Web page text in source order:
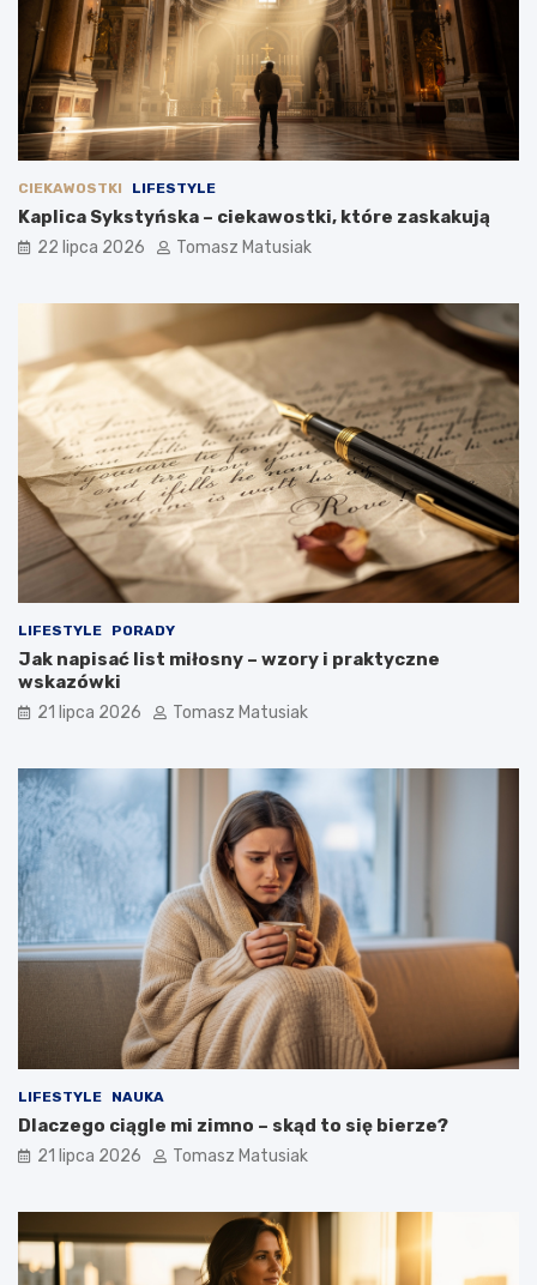
CIEKAWOSTKI LIFESTYLE
Kaplica Sykstyńska – ciekawostki, które zaskakują
22 lipca 2026 Tomasz Matusiak
LIFESTYLE PORADY
Jak napisać list miłosny – wzory i praktyczne
wskazówki
21 lipca 2026 Tomasz Matusiak
LIFESTYLE NAUKA
Dlaczego ciągle mi zimno – skąd to się bierze?
21 lipca 2026 Tomasz Matusiak